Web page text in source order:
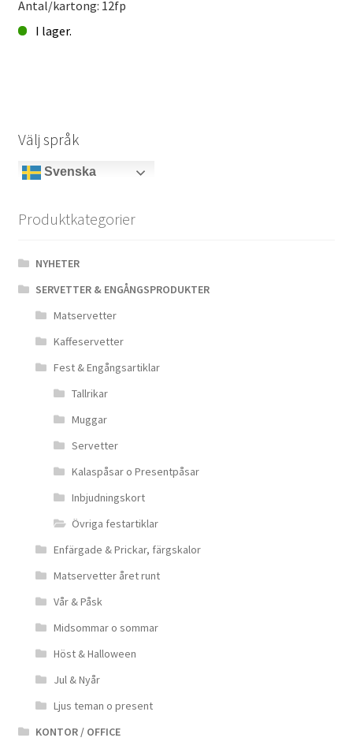
Antal/kartong: 12fp
I lager.
Höst
mängd
Välj språk
Svenska
Produktkategorier
NYHETER
SERVETTER & ENGÅNGSPRODUKTER
Matservetter
Kaffeservetter
Fest & Engångsartiklar
Tallrikar
Muggar
Servetter
Kalaspåsar o Presentpåsar
Inbjudningskort
Övriga festartiklar
Enfärgade & Prickar, färgskalor
Matservetter året runt
Vår & Påsk
Midsommar o sommar
Höst & Halloween
Jul & Nyår
Ljus teman o present
KONTOR / OFFICE